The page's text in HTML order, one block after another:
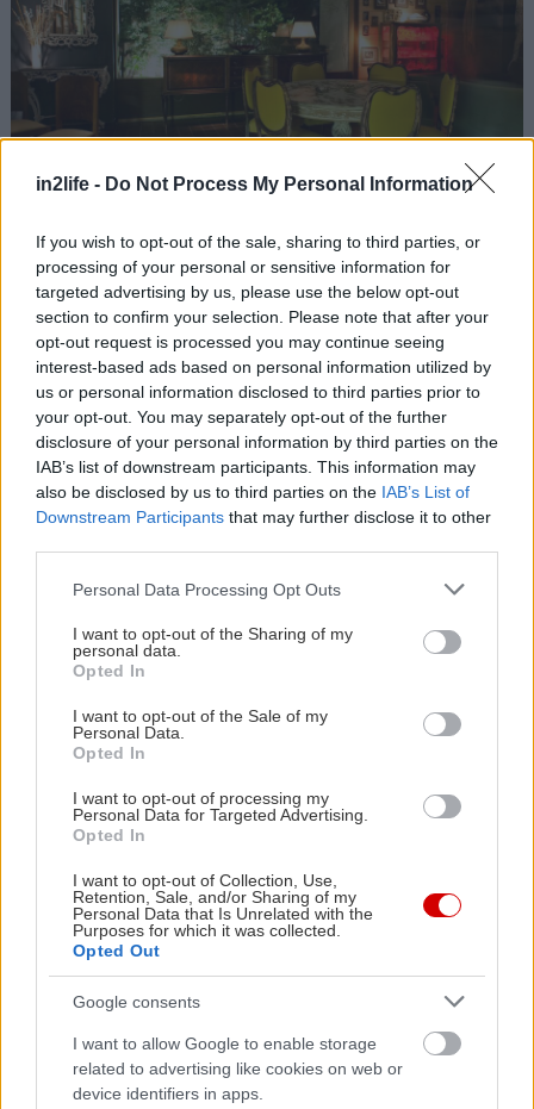
in2life - Do Not Process My Personal Information
If you wish to opt-out of the sale, sharing to third parties, or
processing of your personal or sensitive information for
targeted advertising by us, please use the below opt-out
section to confirm your selection. Please note that after your
opt-out request is processed you may continue seeing
interest-based ads based on personal information utilized by
us or personal information disclosed to third parties prior to
your opt-out. You may separately opt-out of the further
disclosure of your personal information by third parties on the
IAB’s list of downstream participants. This information may
also be disclosed by us to third parties on the IAB’s List of
Downstream Participants that may further disclose it to other
Please note that this website/app uses one or more Google
not limited to your visit or usage behaviour. You may click to
grant or deny consent to Google and its third-party tags to
use your data for below specified purposes in below Google
consent section.
Personal Data Processing Opt Outs
I want to opt-out of the Sharing of my
personal data.
Opted In
I want to opt-out of the Sale of my
Personal Data.
Opted In
I want to opt-out of processing my
Personal Data for Targeted Advertising.
Opted In
I want to opt-out of Collection, Use,
Retention, Sale, and/or Sharing of my
Personal Data that Is Unrelated with the
Purposes for which it was collected.
Opted Out
Google consents
I want to allow Google to enable storage
related to advertising like cookies on web or
device identifiers in apps.
Το πιο cozy all day στέκι των βορείων προαστίων
έχει κάτι για όλες τις ώρες: Καφέ από τις 9 το
πρωί, διαλεχτές ετικέτες κρασιού από το
μεσημέρι, κοκτέιλ και ωραία DJ set το βράδυ, με
ενδιαφέρουσες θεματικές βραδιές, από black
music και latino party μέχρι μουσικές της Νέας
Ορλεάνης. Αυτήν την περίοδο ντύνεται
χριστουγεννιάτικα και μας καλεί να αράξουμε
στους καναπέδες του για λαχταριστό καφεδάκι
Ό,τι πιο κοντινό σε αίσθηση ορεινού καταφυγίου,
το Safe House βρίσκεται μέσα στη φύση της
περιοχής του Διόνυσου, και διαθέτει ούτε ένα,
ούτε δύο, αλλά τρία τζάκια, πλαισιωμένα από